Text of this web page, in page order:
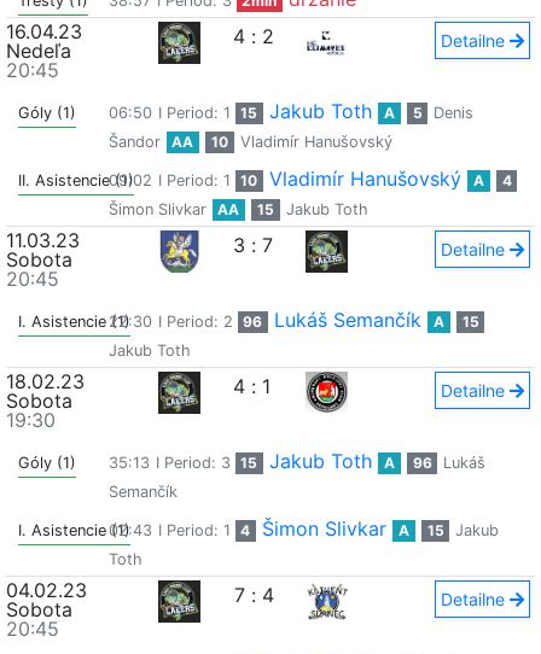
16.04.23
Nedeľa
20:45
4 : 2 Detailne
Góly (1) 06:50 I Period: 1 15 Jakub Toth A 5
Denis
Šandor
AA 10 Vladimír Hanušovský
II. Asistencie (1)
09:02 I Period: 1 10 Vladimír Hanušovský A
4
Šimon Slivkar
AA 15 Jakub Toth
11.03.23
Sobota
20:45
3 : 7 Detailne
I. Asistencie (1)22:30 I Period: 2 96 Lukáš Semančík A
15
Jakub Toth
18.02.23
Sobota
19:30
4 : 1 Detailne
Góly (1) 35:13 I Period: 3 15 Jakub Toth A 96
Lukáš
Semančík
I. Asistencie (1)02:43 I Period: 1 4 Šimon Slivkar A 15
Jakub
Toth
04.02.23
Sobota
20:45
7 : 4 Detailne